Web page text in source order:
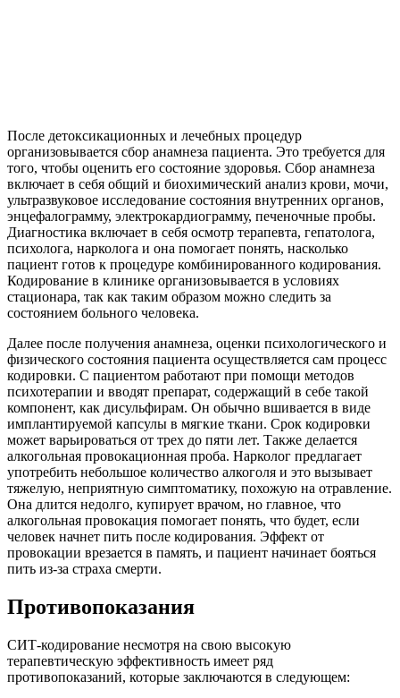
После детоксикационных и лечебных процедур
организовывается сбор анамнеза пациента. Это требуется для
того, чтобы оценить его состояние здоровья. Сбор анамнеза
включает в себя общий и биохимический анализ крови, мочи,
ультразвуковое исследование состояния внутренних органов,
энцефалограмму, электрокардиограмму, печеночные пробы.
Диагностика включает в себя осмотр терапевта, гепатолога,
психолога, нарколога и она помогает понять, насколько
пациент готов к процедуре комбинированного кодирования.
Кодирование в клинике организовывается в условиях
стационара, так как таким образом можно следить за
состоянием больного человека.
Далее после получения анамнеза, оценки психологического и
физического состояния пациента осуществляется сам процесс
кодировки. С пациентом работают при помощи методов
психотерапии и вводят препарат, содержащий в себе такой
компонент, как дисульфирам. Он обычно вшивается в виде
имплантируемой капсулы в мягкие ткани. Срок кодировки
может варьироваться от трех до пяти лет. Также делается
алкогольная провокационная проба. Нарколог предлагает
употребить небольшое количество алкоголя и это вызывает
тяжелую, неприятную симптоматику, похожую на отравление.
Она длится недолго, купирует врачом, но главное, что
алкогольная провокация помогает понять, что будет, если
человек начнет пить после кодирования. Эффект от
провокации врезается в память, и пациент начинает бояться
пить из-за страха смерти.
Противопоказания
СИТ-кодирование несмотря на свою высокую
терапевтическую эффективность имеет ряд
противопоказаний, которые заключаются в следующем: